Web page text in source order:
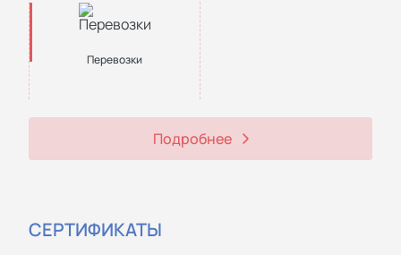
Перевозки
Подробнее
СЕРТИФИКАТЫ